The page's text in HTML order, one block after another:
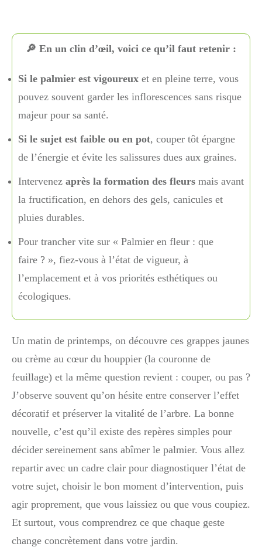
🔎 En un clin d’œil, voici ce qu’il faut retenir :
Si le palmier est vigoureux et en pleine terre, vous
pouvez souvent garder les inflorescences sans risque
majeur pour sa santé.
Si le sujet est faible ou en pot, couper tôt épargne
de l’énergie et évite les salissures dues aux graines.
Intervenez après la formation des fleurs mais avant
la fructification, en dehors des gels, canicules et
pluies durables.
Pour trancher vite sur « Palmier en fleur : que
faire ? », fiez-vous à l’état de vigueur, à
l’emplacement et à vos priorités esthétiques ou
écologiques.
Un matin de printemps, on découvre ces grappes jaunes
ou crème au cœur du houppier (la couronne de
feuillage) et la même question revient : couper, ou pas ?
J’observe souvent qu’on hésite entre conserver l’effet
décoratif et préserver la vitalité de l’arbre. La bonne
nouvelle, c’est qu’il existe des repères simples pour
décider sereinement sans abîmer le palmier. Vous allez
repartir avec un cadre clair pour diagnostiquer l’état de
votre sujet, choisir le bon moment d’intervention, puis
agir proprement, que vous laissiez ou que vous coupiez.
Et surtout, vous comprendrez ce que chaque geste
change concrètement dans votre jardin.